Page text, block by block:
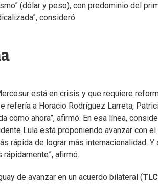
(dólar y peso), con predominio del
consideró.
está en crisis y que requiere
refería a Horacio Rodríguez Larreta,
como ahora”, afirmó. En esa línea,
Lula está proponiendo avanzar con
rápida de lograr más internacionalidad.
afirmó.
de avanzar en un acuerdo bilateral (TLC